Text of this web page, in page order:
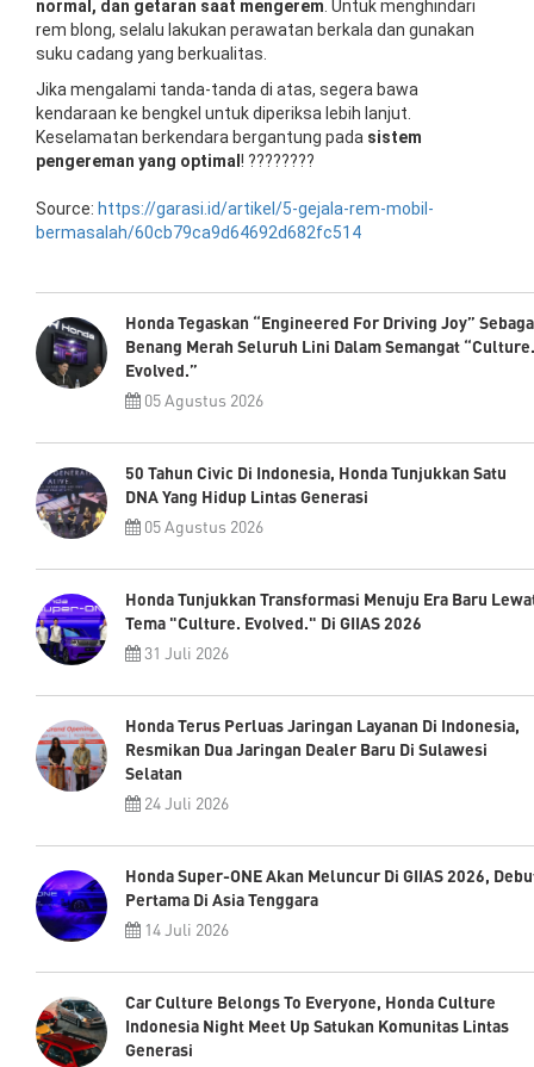
normal, dan getaran saat mengerem . Untuk menghindari
rem blong, selalu lakukan perawatan berkala dan gunakan
suku cadang yang berkualitas.
Jika mengalami tanda-tanda di atas, segera bawa
kendaraan ke bengkel untuk diperiksa lebih lanjut.
Keselamatan berkendara bergantung pada sistem
pengereman yang optimal ! ????????
Source: https://garasi.id/artikel/5-gejala-rem-mobil-
bermasalah/60cb79ca9d64692d682fc514
Honda Tegaskan “Engineered For Driving Joy”
Benang Merah Seluruh Lini Dalam Semangat “Culture.
Evolved.”
05 Agustus 2026
50 Tahun Civic Di Indonesia, Honda Tunjukkan Satu
DNA Yang Hidup Lintas Generasi
05 Agustus 2026
Honda Tunjukkan Transformasi Menuju Era Baru
Tema "Culture. Evolved." Di GIIAS 2026
31 Juli 2026
Honda Terus Perluas Jaringan Layanan Di Indonesia,
Resmikan Dua Jaringan Dealer Baru Di Sulawesi
Selatan
24 Juli 2026
Honda Super-ONE Akan Meluncur Di GIIAS 2026,
Pertama Di Asia Tenggara
14 Juli 2026
Car Culture Belongs To Everyone, Honda Culture
Indonesia Night Meet Up Satukan Komunitas Lintas
Generasi